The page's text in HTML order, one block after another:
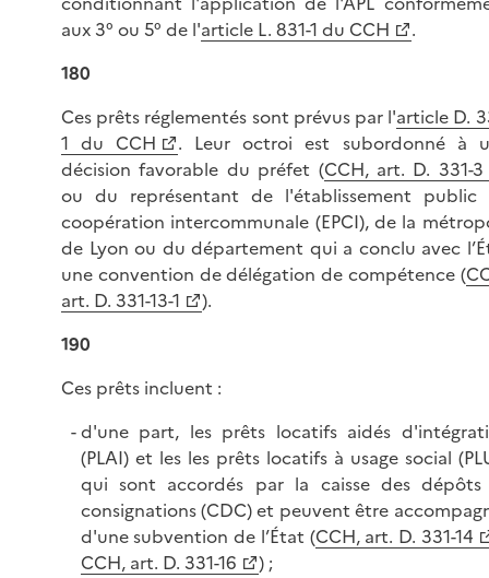
aux 3° ou 5° de l'article L. 831-1 du CCH
.
180
Ces prêts réglementés sont prévus par l'article D.
1 du CCH
. Leur octroi est subordonné à
décision favorable du préfet (CCH, art. D. 331-3
ou du représentant de l'établissement public
coopération intercommunale (EPCI), de la
de Lyon ou du département qui a conclu avec
une convention de délégation de compétence (
art. D. 331-13-1
).
190
Ces prêts incluent :
d'une part, les prêts locatifs aidés
(PLAI) et les les prêts locatifs à usage social
qui sont accordés par la caisse des
consignations (CDC) et peuvent être
d'une subvention de l’État (CCH, art. D. 331-14
CCH, art. D. 331-16
) ;